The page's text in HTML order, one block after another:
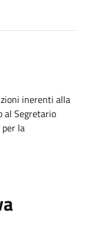
inerenti alla
al Segretario
la